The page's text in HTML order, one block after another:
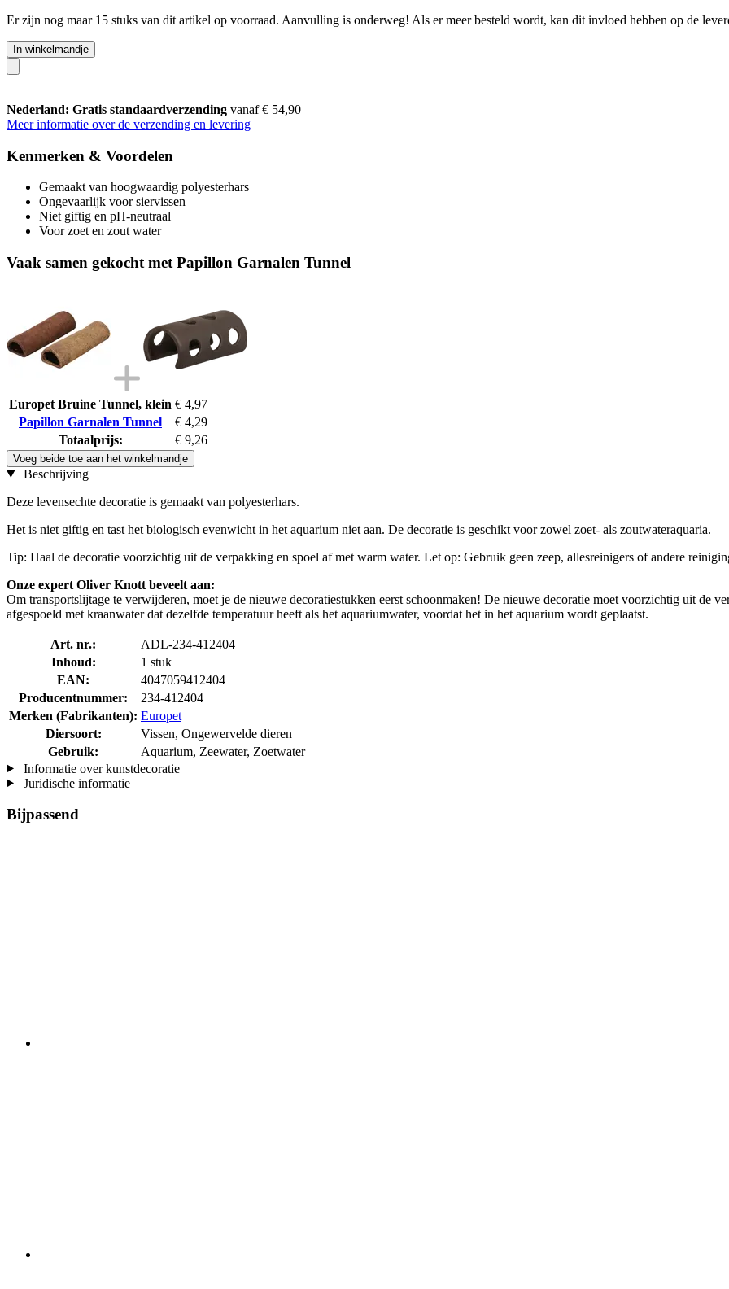
Er zijn nog maar 15 stuks van dit artikel op voorraad. Aanvulling is onderweg! Als er meer besteld wordt, kan dit invloed hebben op de
In winkelmandje
Nederland: Gratis standaardverzending vanaf € 54,90
Meer informatie over de verzending en levering
Kenmerken & Voordelen
Gemaakt van hoogwaardig polyesterhars
Ongevaarlijk voor siervissen
Niet giftig en pH-neutraal
Voor zoet en zout water
Vaak samen gekocht met Papillon Garnalen Tunnel
Europet Bruine Tunnel, klein € 4,97
Papillon Garnalen Tunnel
€ 4,29
Totaalprijs:
€ 9,26
Voeg beide toe aan het winkelmandje
Beschrijving
Deze levensechte decoratie is gemaakt van polyesterhars.
Het is niet giftig en tast het biologisch evenwicht in het aquarium niet aan. De decoratie is geschikt voor zowel zoet- als zoutwateraquaria.
Tip: Haal de decoratie voorzichtig uit de verpakking en spoel af met warm water. Let op: Gebruik geen zeep, allesreinigers of andere
Onze expert Oliver Knott beveelt aan:
Om transportslijtage te verwijderen, moet je de nieuwe decoratiestukken eerst schoonmaken! De nieuwe decoratie moet voorzichtig uit de
afgespoeld met kraanwater dat dezelfde temperatuur heeft als het aquariumwater, voordat het in het aquarium wordt geplaatst.
Art. nr.:
ADL-234-412404
Inhoud:
1 stuk
EAN:
4047059412404
Producentnummer:
234-412404
Merken (Fabrikanten): Europet
Diersoort:
Vissen, Ongewervelde dieren
Gebruik:
Aquarium, Zeewater, Zoetwater
Informatie over kunstdecoratie
Juridische informatie
Bijpassend